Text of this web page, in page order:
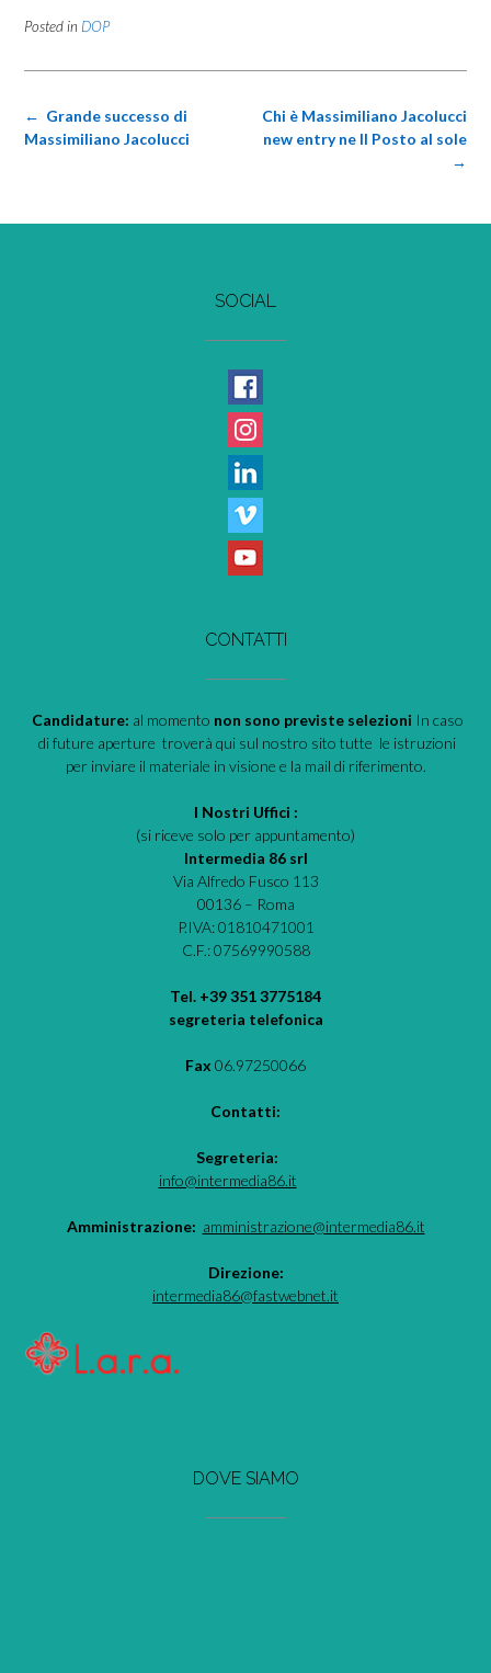
Posted in DOP
Post
navigation
Chi è Massimiliano Jacolucci
new entry ne Il Posto al sole
→
← Grande successo di
Massimiliano Jacolucci
SOCIAL
CONTATTI
Candidature: al momento non sono previste selezioni In caso
di future aperture troverà qui sul nostro sito tutte le istruzioni
per inviare il materiale in visione e la mail di riferimento.
I Nostri Uffici :
(si riceve solo per appuntamento)
Intermedia 86 srl
Via Alfredo Fusco 113
00136 – Roma
P.IVA: 01810471001
C.F.: 07569990588
Tel. +39 351 3775184
segreteria telefonica
Fax 06.97250066
Contatti:
Segreteria:
info@intermedia86.it
Amministrazione: amministrazione@intermedia86.it
Direzione:
intermedia86@fastwebnet.it
DOVE SIAMO